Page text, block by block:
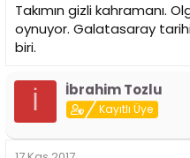
Takımın gizli kahramanı.
oynuyor. Galatasaray
biri.
İ İbrahim Tozlu
Kayıtlı Üye